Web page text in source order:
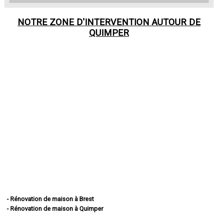
NOTRE ZONE D'INTERVENTION AUTOUR DE
QUIMPER
- Rénovation de maison à Brest
- Rénovation de maison à Quimper